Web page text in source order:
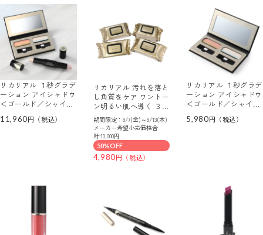
リカリアル １秒グラデ
ーション アイシャドウ
＜ゴールド／シャイン
ー ＜オーロラピンク／
11,960
リカリアル 汚れを落と
し角質をケア ワントー
ン明るい肌へ導く ３０
秒美肌 オールインワン
ケアシート ４個セット
期間限定：8/7(金)～8/13(木)
メーカー希望小売価格合
計:10,000円
50%OFF
4,980
リカリアル １秒グラデ
ーション アイシャドウ
＜ゴールド／シャイン
ット）
5,980